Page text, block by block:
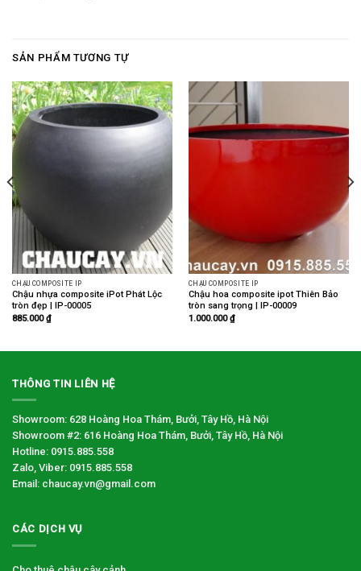
SẢN PHẨM TƯƠNG TỰ
CHẬU COMPOSITE IP
Chậu nhựa composite iPot Phát Lộc
tròn đẹp | IP-00005
885.000₫
CHẬU COMPOSITE IP
Chậu hoa composite ipot Thiên Bảo
tròn sang trọng | IP-00009
1.000.000₫
THÔNG TIN LIÊN HỆ
Showroom: 628 Hoàng Hoa Thám, Bưởi, Tây Hồ, Hà Nội
Showroom #2: 616 Hoàng Hoa Thám, Bưởi, Tây Hồ, Hà Nội
Hotline: 0915.885.558
Zalo, Viber: 0915.885.558
Email: chaucay.vn@gmail.com
CÁC DỊCH VỤ